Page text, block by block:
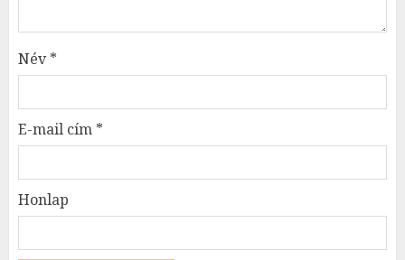
Név*
E-mail cím *
Honlap